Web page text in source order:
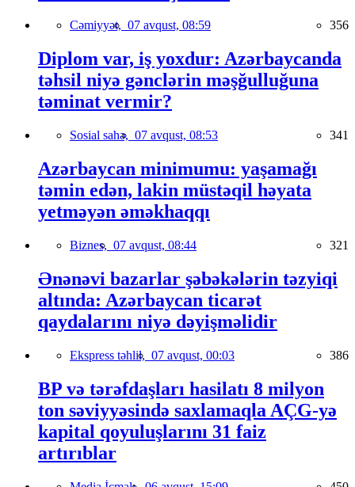
Cəmiyyət, 07 avqust, 08:59 356
Diplom var, iş yoxdur: Azərbaycanda
təhsil niyə gənclərin məşğulluğuna
təminat vermir?
Sosial sahə, 07 avqust, 08:53 341
Azərbaycan minimumu: yaşamağı
təmin edən, lakin müstəqil həyata
yetməyən əməkhaqqı
Biznes, 07 avqust, 08:44 321
Ənənəvi bazarlar şəbəkələrin təzyiqi
altında: Azərbaycan ticarət
qaydalarını niyə dəyişməlidir
Ekspress təhlil, 07 avqust, 00:03 386
BP və tərəfdaşları hasilatı 8 milyon
ton səviyyəsində saxlamaqla AÇG-yə
kapital qoyuluşlarını 31 faiz
artırıblar